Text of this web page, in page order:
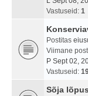
Vastuseid: 1
Postitas
Viimane
P Sept 02,
Vastuseid:
Sõja